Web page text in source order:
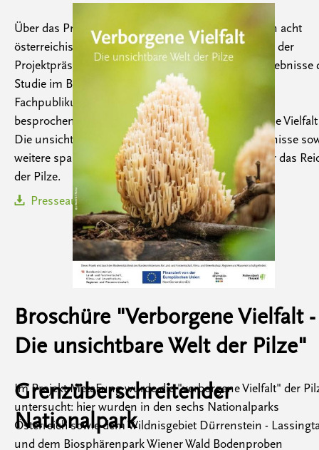
Über das Projekt MetaFung wurde die Pilz-Vielfalt in acht
österreichischen Großschutzgebieten erforscht. Bei der
Projektpräsentation am 3. Juli 2026 wurden die Ergebnisse
Studie im BMLUK vorgestellt und mit Expert:innen,
Fachpublikum und der interessierten Öffentlichkeit
besprochen. Die begleitende Broschüre "Verborgene
Die unsichtbare Welt der Pilze" bespricht die Ergebnisse
weitere spannende Fakten und Wissenswertes über das
der Pilze.
Presseaussendung MetaFung[PDF, 442KB]
Broschüre "Verborgene Vielfalt -
Die unsichtbare Welt der Pilze"
Im Projekt MetaFung wurde die "verborgene Vielfalt" der
untersucht: hier wurden in den sechs Nationalparks
Österreich sowie dem Wildnisgebiet Dürrenstein -
und dem Biosphärenpark Wiener Wald Bodenproben
Grenzüberschreitender
Nationalpark